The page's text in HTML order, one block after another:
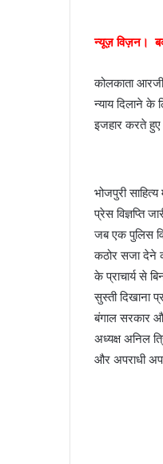
न्यूज़ विज़न।
कोलकाता
न्याय दिलाने
इजहार करते हुए
भोजपुरी
प्रेस विज्ञप्ति
जब एक पुलिस
कठोर सजा देने
के प्राचार्य से
सुस्ती दिखाना
बंगाल सरकार
अध्यक्ष अनिल
और अपराधी